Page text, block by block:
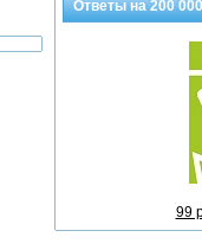
Ответы на200 000
99